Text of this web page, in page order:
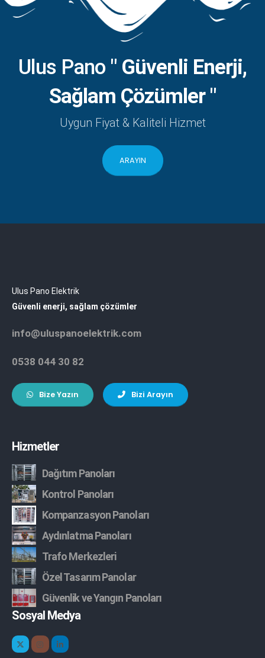
Ulus Pano " Güvenli Enerji,
Sağlam Çözümler "
Uygun Fiyat & Kaliteli Hizmet
ARAYIN
Ulus Pano Elektrik
Güvenli enerji, sağlam çözümler
info@uluspanoelektrik.com
0538 044 30 82
Bize Yazın Bizi Arayın
Hizmetler
Dağıtım Panoları
Kontrol Panoları
Kompanzasyon Panoları
Aydınlatma Panoları
Trafo Merkezleri
Özel Tasarım Panolar
Güvenlik ve Yangın Panoları
Sosyal Medya